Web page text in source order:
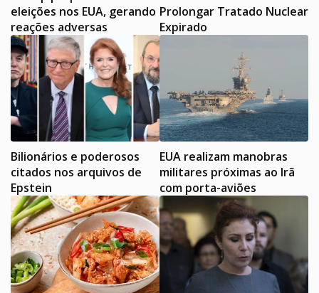
eleições nos EUA, gerando
reações adversas
Prolongar Tratado Nuclear
Expirado
Bilionários e poderosos
citados nos arquivos de
Epstein
EUA realizam manobras
militares próximas ao Irã
com porta-aviões